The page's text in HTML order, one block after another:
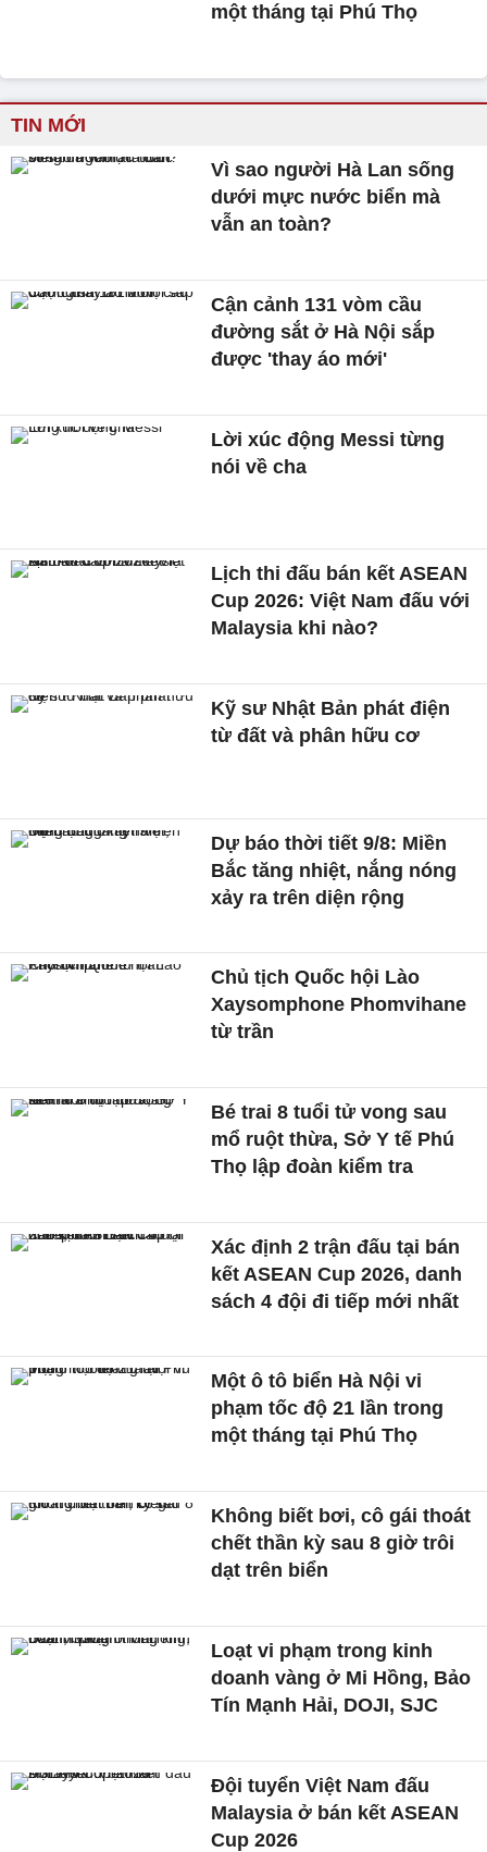
một tháng tại Phú Thọ
TIN MỚI
Vì sao người Hà Lan sống
dưới mực nước biển mà
vẫn an toàn?
Cận cảnh 131 vòm cầu
đường sắt ở Hà Nội sắp
được 'thay áo mới'
Lời xúc động Messi từng
nói về cha
Lịch thi đấu bán kết ASEAN
Cup 2026: Việt Nam đấu với
Malaysia khi nào?
Kỹ sư Nhật Bản phát điện
từ đất và phân hữu cơ
Dự báo thời tiết 9/8: Miền
Bắc tăng nhiệt, nắng nóng
xảy ra trên diện rộng
Chủ tịch Quốc hội Lào
Xaysomphone Phomvihane
từ trần
Bé trai 8 tuổi tử vong sau
mổ ruột thừa, Sở Y tế Phú
Thọ lập đoàn kiểm tra
Xác định 2 trận đấu tại bán
kết ASEAN Cup 2026, danh
sách 4 đội đi tiếp mới nhất
Một ô tô biển Hà Nội vi
phạm tốc độ 21 lần trong
một tháng tại Phú Thọ
Không biết bơi, cô gái thoát
chết thần kỳ sau 8 giờ trôi
dạt trên biển
Loạt vi phạm trong kinh
doanh vàng ở Mi Hồng, Bảo
Tín Mạnh Hải, DOJI, SJC
Đội tuyển Việt Nam đấu
Malaysia ở bán kết ASEAN
Cup 2026